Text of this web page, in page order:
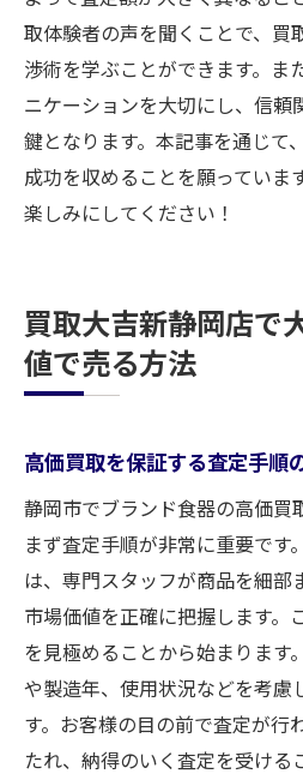
取体験者の声を聞くことで、買
渉術を学ぶことができます。ま
ニケーションを大切にし、信頼
鍵となります。本記事を通じて
成功を収めることを願っていま
楽しみにしてください！
買取大吉新静岡店で
値で売る方法
高価買取を保証する査定手順
静岡市でブランド食器の高価買
まず査定手順が非常に重要です
は、専門スタッフが商品を細部
市場価値を正確に把握します。
を見極めることから始まります
や製造年、使用状況などを考慮
す。お客様の目の前で査定が行
たれ、納得のいく査定を受ける